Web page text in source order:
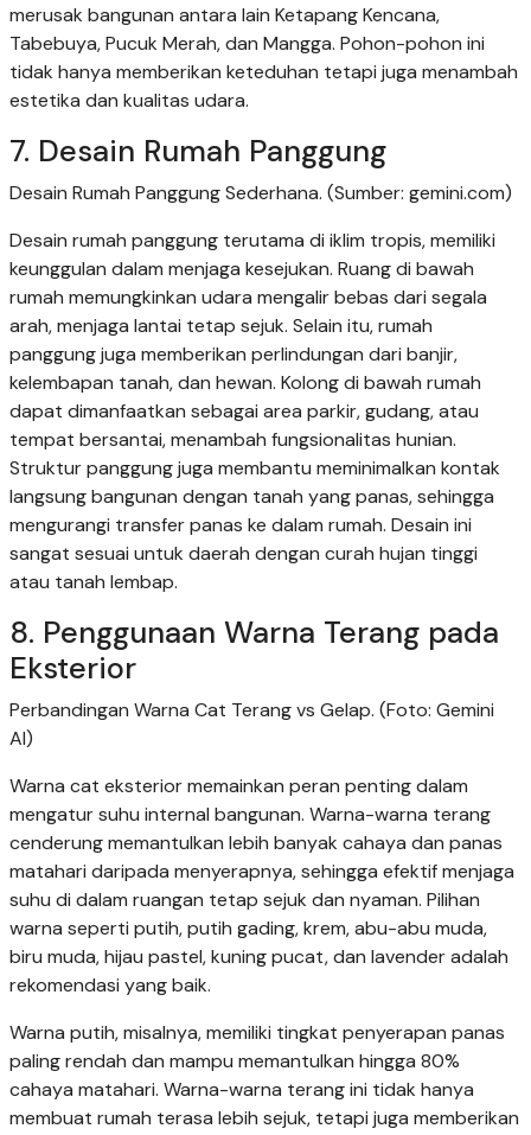
merusak bangunan antara lain Ketapang Kencana,
Tabebuya, Pucuk Merah, dan Mangga. Pohon-pohon ini
tidak hanya memberikan keteduhan tetapi juga menambah
estetika dan kualitas udara.
7. Desain Rumah Panggung
Desain Rumah Panggung Sederhana. (Sumber: gemini.com)
Desain rumah panggung terutama di iklim tropis, memiliki
keunggulan dalam menjaga kesejukan. Ruang di bawah
rumah memungkinkan udara mengalir bebas dari segala
arah, menjaga lantai tetap sejuk. Selain itu, rumah
panggung juga memberikan perlindungan dari banjir,
kelembapan tanah, dan hewan. Kolong di bawah rumah
dapat dimanfaatkan sebagai area parkir, gudang, atau
tempat bersantai, menambah fungsionalitas hunian.
Struktur panggung juga membantu meminimalkan kontak
langsung bangunan dengan tanah yang panas, sehingga
mengurangi transfer panas ke dalam rumah. Desain ini
sangat sesuai untuk daerah dengan curah hujan tinggi
atau tanah lembap.
8. Penggunaan Warna Terang pada
Eksterior
Perbandingan Warna Cat Terang vs Gelap. (Foto: Gemini
AI)
Warna cat eksterior memainkan peran penting dalam
mengatur suhu internal bangunan. Warna-warna terang
cenderung memantulkan lebih banyak cahaya dan panas
matahari daripada menyerapnya, sehingga efektif menjaga
suhu di dalam ruangan tetap sejuk dan nyaman. Pilihan
warna seperti putih, putih gading, krem, abu-abu muda,
biru muda, hijau pastel, kuning pucat, dan lavender adalah
rekomendasi yang baik.
Warna putih, misalnya, memiliki tingkat penyerapan panas
paling rendah dan mampu memantulkan hingga 80%
cahaya matahari. Warna-warna terang ini tidak hanya
membuat rumah terasa lebih sejuk, tetapi juga memberikan